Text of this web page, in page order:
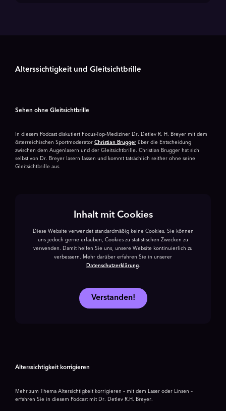
Alterssichtigkeit und Gleitsichtbrille
Sehen ohne Gleitsichtbrille
In diesem Podcast diskutiert Focus-Top-Mediziner Dr. Detlev R. H. Breyer mit dem
österreichischen Sportmoderator Christian Brugger über die Entscheidung
zwischen dem Augenlasern und der Gleitsichtbrille. Christian Brugger hat sich
selbst von Dr. Breyer lasern lassen und kommt tatsächlich seither ohne seine
Gleitsichtbrille aus.
Inhalt mit Cookies
Diese Website verwendet standardmäßig keine Cookies. Sie können
uns jedoch gerne erlauben, Cookies zu statistischen Zwecken zu
verwenden. Damit helfen Sie uns, unsere Website kontinuierlich zu
verbessern. Mehr darüber erfahren Sie in unserer
Datenschutzerklärung.
Verstanden!
Alterssichtigkeit korrigieren
Mehr zum Thema Altersichtigkeit korrigieren – mit dem Laser oder Linsen –
erfahren Sie in diesem Podcast mit Dr. Detlev R.H. Breyer.